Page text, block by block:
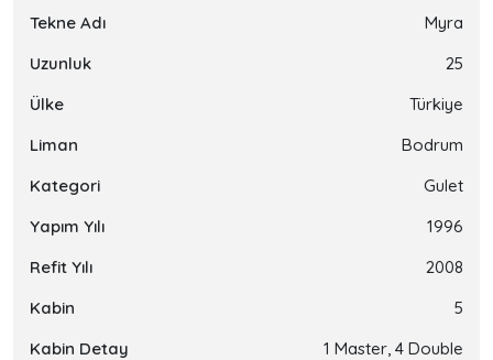
Tekne Adı
Myra
Uzunluk
25
Ülke
Türkiye
Liman
Bodrum
Kategori
Gulet
Yapım Yılı
1996
Refit Yılı
2008
Kabin
5
Kabin Detay
1 Master, 4 Double